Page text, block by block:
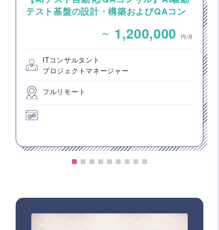
テスト基盤の設計・構築およびQAコン
~ 1,200,000 円/月
ITコンサルタント
プロジェクトマネージャー
フルリモート